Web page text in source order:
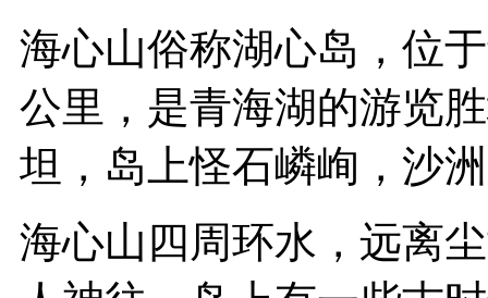
海心山俗称湖心岛，位
公里，是青海湖的游览
坦，岛上怪石嶙峋，沙
海心山四周环水，远离